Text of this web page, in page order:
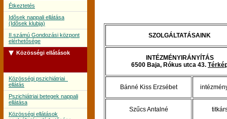
Étkeztetés
Idõsek nappali ellátása
(Idõsek klubja)
II.számú Gondozási központ
elérhetősége
Közösségi ellátások
Közösségi pszichiátriai
ellátás
Pszichiátriai betegek nappali
ellátása
Közösségi ellátások
SZOLGÁLTATÁSAINK
INTÉZMÉNYIRÁNYÍTÁS
6500 Baja, Rókus utca 43.
Bánné Kiss Erzsébet
Szűcs Antalné